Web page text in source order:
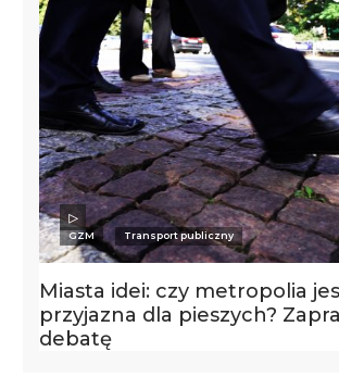
GZM Transport publiczny
Miasta idei: czy metropolia
przyjazna dla pieszych?
debatę